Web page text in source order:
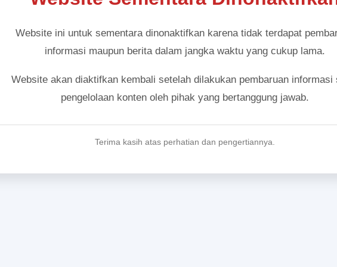
Website ini untuk sementara dinonaktifkan karena tidak terdapat
informasi maupun berita dalam jangka waktu yang cukup lama.
Website akan diaktifkan kembali setelah dilakukan pembaruan informasi
pengelolaan konten oleh pihak yang bertanggung jawab.
Terima kasih atas perhatian dan pengertiannya.